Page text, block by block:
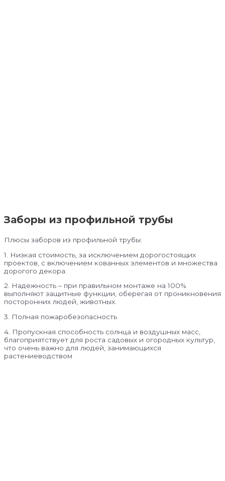
Заборы из профильной трубы
Плюсы заборов из профильной трубы:
1. Низкая стоимость, за исключением дорогостоящих
проектов, с включением кованных элементов и множества
дорогого декора.
2. Надежность – при правильном монтаже на 100%
выполняют защитные функции, оберегая от проникновения
посторонних людей, животных.
3. Полная пожаробезопасность
4. Пропускная способность солнца и воздушных масс,
благоприятствует для роста садовых и огородных культур,
что очень важно для людей, занимающихся
растениеводством